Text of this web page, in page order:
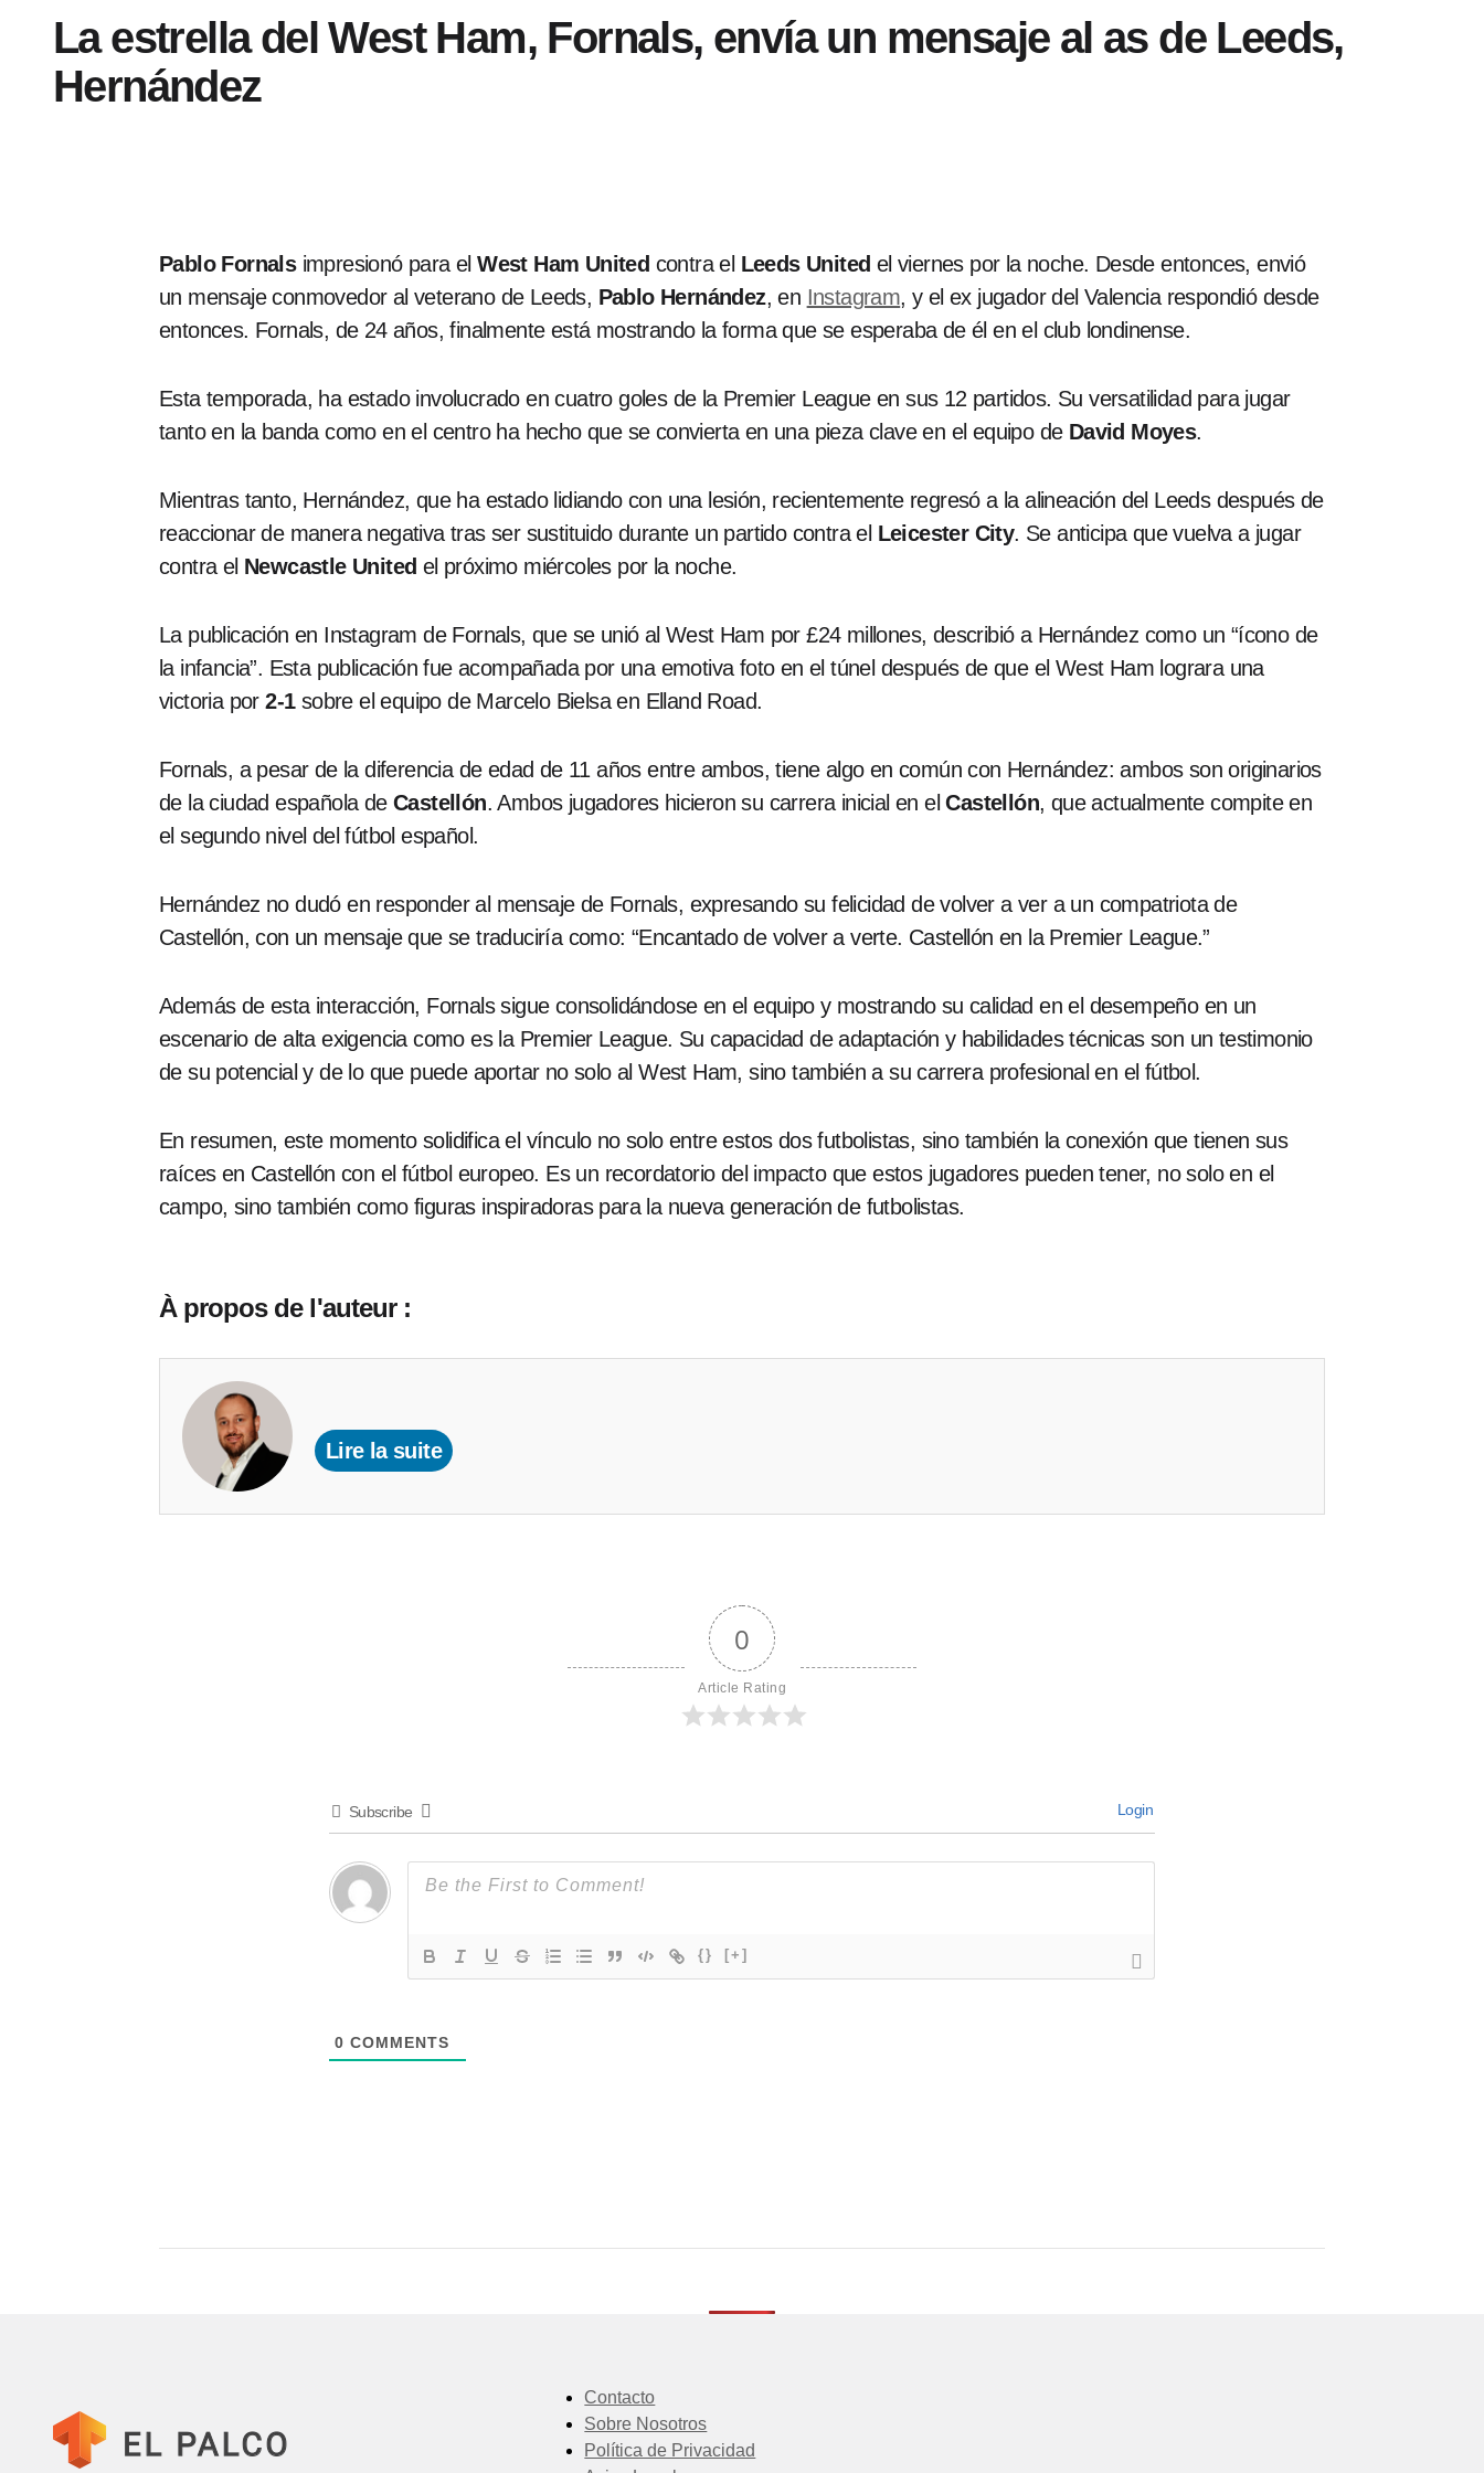
La estrella del West Ham, Fornals, envía un mensaje al as de Leeds,
Hernández
Pablo Fornalsimpresionó para elWest Ham United contra el Leeds United el viernes por la noche. Desde entonces, envió
un mensaje conmovedor al veterano de Leeds, Pablo Hernández, en Instagram, y el ex jugador del Valencia respondió desde
entonces. Fornals, de 24 años, finalmente está mostrando la forma que se esperaba de él en el club londinense.
Esta temporada, ha estado involucrado en cuatro goles de la Premier League en sus 12 partidos. Su versatilidad para jugar
tanto en la banda como en el centro ha hecho que se convierta en una pieza clave en el equipo de David Moyes.
Mientras tanto, Hernández, que ha estado lidiando con una lesión, recientemente regresó a la alineación del Leeds después de
reaccionar de manera negativa tras ser sustituido durante un partido contra el Leicester City. Se anticipa que vuelva a jugar
contra el Newcastle United el próximo miércoles por la noche.
La publicación en Instagram de Fornals, que se unió al West Ham por £24 millones, describió a Hernández como un “ícono de
la infancia”. Esta publicación fue acompañada por una emotiva foto en el túnel después de que el West Ham lograra una
victoria por2-1sobre el equipo de Marcelo Bielsa en Elland Road.
Fornals, a pesar de la diferencia de edad de 11 años entre ambos, tiene algo en común con Hernández: ambos son originarios
de la ciudad española de Castellón. Ambos jugadores hicieron su carrera inicial en elCastellón, que actualmente compite en
el segundo nivel del fútbol español.
Hernández no dudó en responder al mensaje de Fornals, expresando su felicidad de volver a ver a un compatriota de
Castellón, con un mensaje que se traduciría como: “Encantado de volver a verte. Castellón en la Premier League.”
Además de esta interacción, Fornals sigue consolidándose en el equipo y mostrando su calidad en el desempeño en un
escenario de alta exigencia como es la Premier League. Su capacidad de adaptación y habilidades técnicas son un testimonio
de su potencial y de lo que puede aportar no solo al West Ham, sino también a su carrera profesional en el fútbol.
En resumen, este momento solidifica el vínculo no solo entre estos dos futbolistas, sino también la conexión que tienen sus
raíces en Castellón con el fútbol europeo. Es un recordatorio del impacto que estos jugadores pueden tener, no solo en el
campo, sino también como figuras inspiradoras para la nueva generación de futbolistas.
À propos de l'auteur :
Lire la suite
0
Article Rating
Subscribe Login
{} [+]
0 COMMENTS
Contacto
Sobre Nosotros
Política de Privacidad